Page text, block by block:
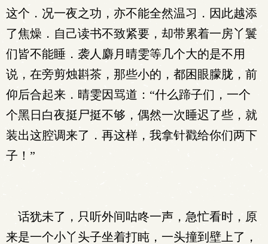
这个．况一夜之功，亦不能全然温习．因此越添
了焦燥．自己读书不致紧要，却带累着一房丫鬟
们皆不能睡．袭人麝月晴雯等几个大的是不用
说，在旁剪烛斟茶，那些小的，都困眼朦胧，前
仰后合起来．晴雯因骂道：“什么蹄子们，一个
个黑日白夜挺尸挺不够，偶然一次睡迟了些，就
装出这腔调来了．再这样，我拿针戳给你们两下
子！”
话犹未了，只听外间咕咚一声，急忙看时，原
来是一个小丫头子坐着打盹，一头撞到壁上了，